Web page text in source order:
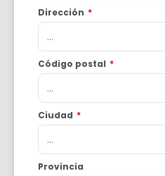
Dirección *
Código postal *
Ciudad *
Provincia